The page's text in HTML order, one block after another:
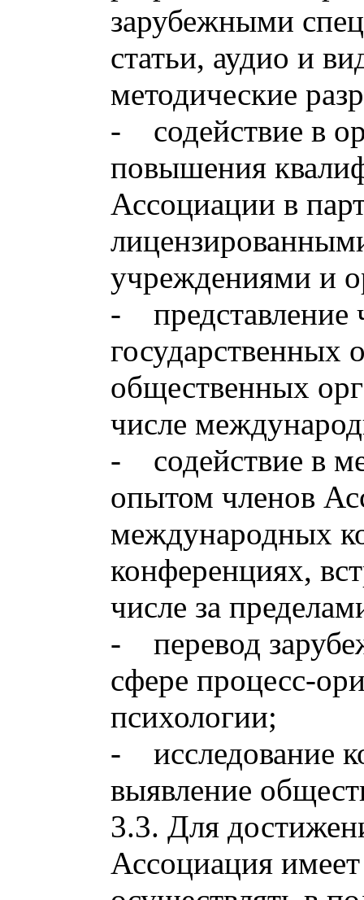
зарубежными
статьи, аудио и
методические
- содействие в
повышения
Ассоциации в
учреждениями и
- представление
государственных
общественных
числе
- содействие в
опытом членов
международных
конференциях,
числе за
- перевод
сфере процесс-
психологии;
- исследование
выявление
3.3. Для
Ассоциация